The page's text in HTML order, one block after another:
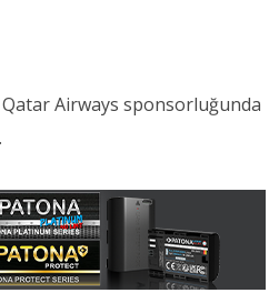
Qatar Airways sponsorluğunda